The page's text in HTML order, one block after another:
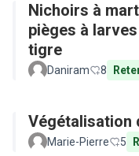
Nichoirs à
pièges à
tigre
Daniram 8
Végétalisation
Marie-Pierre 5